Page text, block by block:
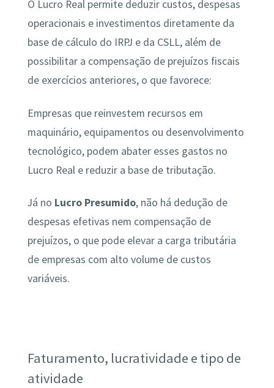
O Lucro Real permite deduzir custos, despesas
operacionais e investimentos diretamente da
base de cálculo do IRPJ e da CSLL, além de
possibilitar a compensação de prejuízos fiscais
de exercícios anteriores, o que favorece:
Empresas que reinvestem recursos em
maquinário, equipamentos ou desenvolvimento
tecnológico, podem abater esses gastos no
Lucro Real e reduzir a base de tributação.
Já no Lucro Presumido, não há dedução de
despesas efetivas nem compensação de
prejuízos, o que pode elevar a carga tributária
de empresas com alto volume de custos
variáveis.
Faturamento, lucratividade e tipo de
atividade